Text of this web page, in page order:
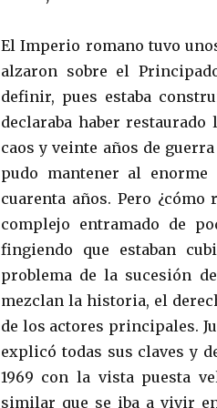
El Imperio romano tuvo
alzaron sobre el
definir, pues estaba
declaraba haber
caos y veinte años de
pudo mantener al
cuarenta años. Pero
complejo entramado de
fingiendo que estaban
problema de la sucesión
mezclan la historia, el
de los actores principales.
explicó todas sus claves y
1969 con la vista puesta
similar que se iba a vivir